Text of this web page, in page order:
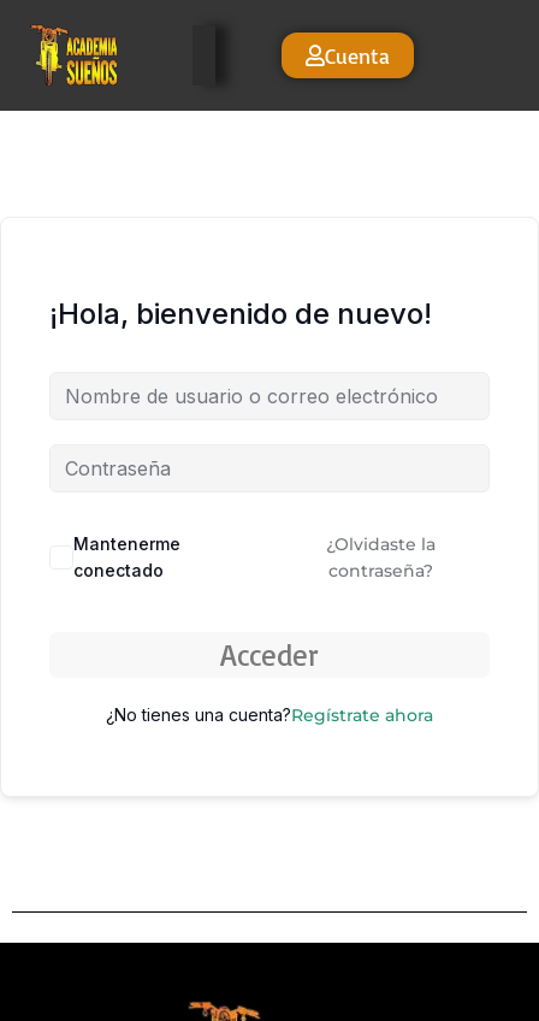
Cuenta
¡Hola, bienvenido de nuevo!
Mantenerme
conectado
¿Olvidaste la
contraseña?
Acceder
¿No tienes una cuenta?Regístrate ahora